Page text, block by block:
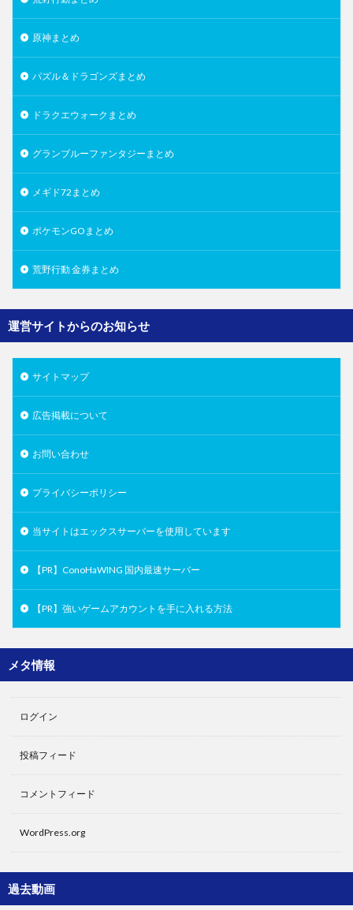
原神まとめ
パズル＆ドラゴンズまとめ
ドラクエウォークまとめ
グランブルーファンタジーまとめ
メギド72まとめ
ポケモンGOまとめ
荒野行動 金券まとめ
運営サイトからのお知らせ
サイトマップ
広告掲載について
お問い合わせ
プライバシーポリシー
当サイトはエックスサーバーを使用しています
【PR】ConoHaWING 国内最速サーバー
【PR】強いゲームアカウントを手に入れる方法
メタ情報
ログイン
投稿フィード
コメントフィード
WordPress.org
過去動画